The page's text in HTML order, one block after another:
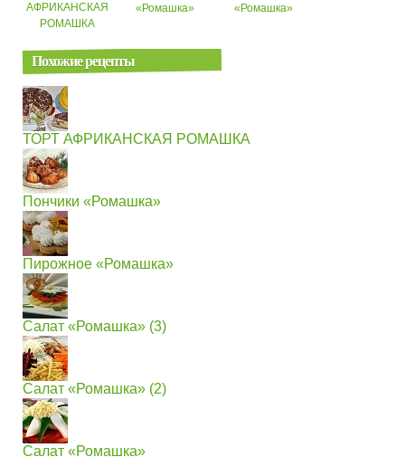
АФРИКАНСКАЯ
РОМАШКА
«Ромашка»
«Ромашка»
Похожие рецепты
ТОРТ АФРИКАНСКАЯ РОМАШКА
Пончики «Ромашка»
Пирожное «Ромашка»
Салат «Ромашка» (3)
Салат «Ромашка» (2)
Салат «Ромашка»